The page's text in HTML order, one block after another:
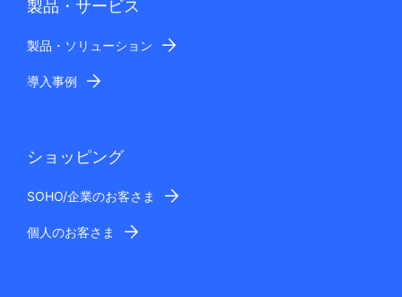
製品・サービス
製品・ソリューション
導入事例
ショッピング
SOHO/企業のお客さま
個人のお客さま